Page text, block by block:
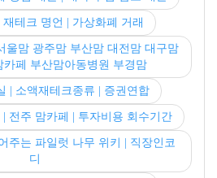
테크 명언 | 가상화폐 거래
울맘 광주맘 부산맘 대전맘 대구맘
카페 부산맘아동병원 부경맘
| 소액재테크종류 | 증권연합
| 전주 맘카페 | 투자비용 회수기간
주는 파일럿 나무 위키 | 직장인코
디